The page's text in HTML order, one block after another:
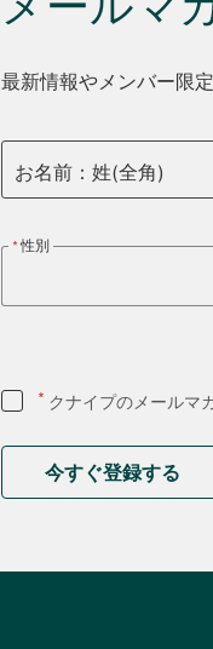
最新情報やメンバー限
お名前：姓(全角)
性別
* クナイプのメールマ
今すぐ登録する